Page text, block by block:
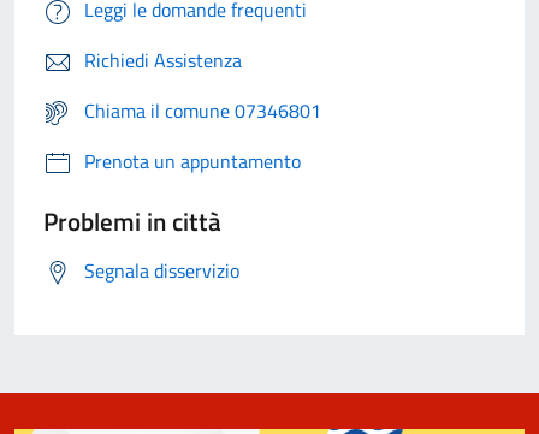
Leggi le domande frequenti
Richiedi Assistenza
Chiama il comune 07346801
Prenota un appuntamento
Problemi in città
Segnala disservizio